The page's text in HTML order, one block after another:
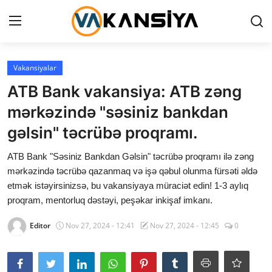
Login
Ana səhifə
Vakansiyalar
Maliyyə
Əlaqə
Xəbərlər
Vakansiyalar
ATB Bank vakansiya: ATB zəng
mərkəzində "səsiniz bankdan
gəlsin" təcrübə proqramı.
ATB Bank "Səsiniz Bankdan Gəlsin" təcrübə proqramı ilə zəng
mərkəzində təcrübə qazanmaq və işə qəbul olunma fürsəti əldə
etmək istəyirsinizsə, bu vakansiyaya müraciət edin! 1-3 aylıq
proqram, mentorluq dəstəyi, peşəkar inkişaf imkanı.
Editor Nov 27, 2024 - 12:41 Nov 27, 2024 - 12:45 0